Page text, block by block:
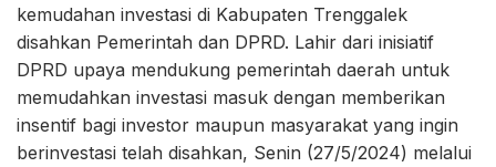
kemudahan investasi di Kabupaten Trenggalek
disahkan Pemerintah dan DPRD. Lahir dari inisiatif
DPRD upaya mendukung pemerintah daerah untuk
memudahkan investasi masuk dengan memberikan
insentif bagi investor maupun masyarakat yang ingin
berinvestasi telah disahkan, Senin (27/5/2024) melalui